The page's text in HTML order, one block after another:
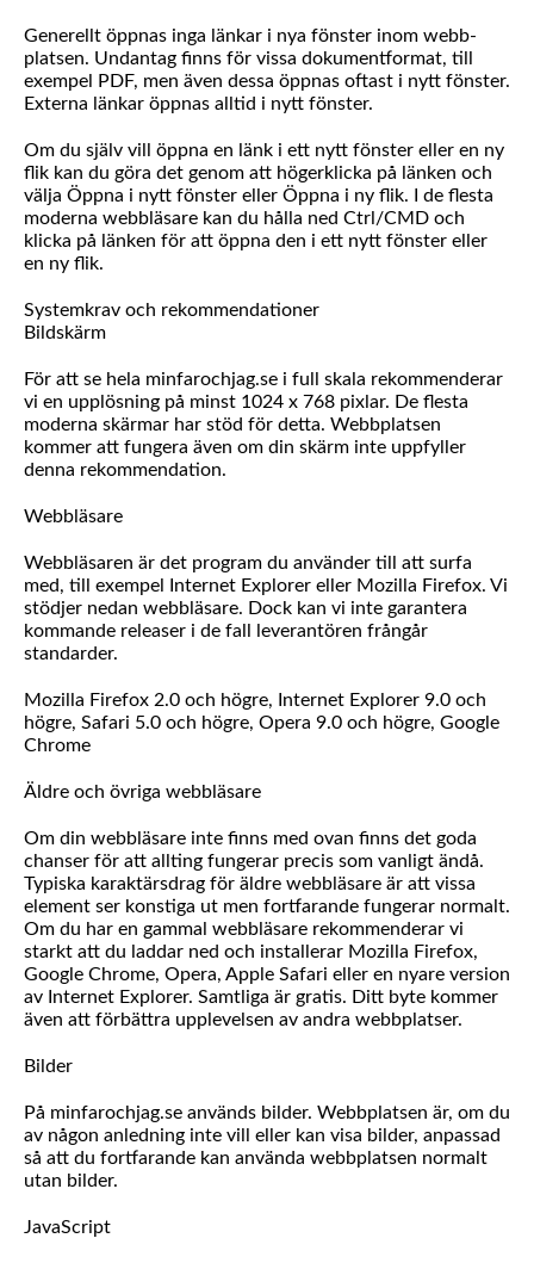
Generellt öppnas inga länkar i nya fönster inom webb-
platsen. Undantag finns för vissa dokumentformat, till
exempel PDF, men även dessa öppnas oftast i nytt fönster.
Externa länkar öppnas alltid i nytt fönster.
Om du själv vill öppna en länk i ett nytt fönster eller en ny
flik kan du göra det genom att högerklicka på länken och
välja Öppna i nytt fönster eller Öppna i ny flik. I de flesta
moderna webbläsare kan du hålla ned Ctrl/CMD och
klicka på länken för att öppna den i ett nytt fönster eller
en ny flik.
Systemkrav och rekommendationer
Bildskärm
För att se hela minfarochjag.se i full skala rekommenderar
vi en upplösning på minst 1024 x 768 pixlar. De flesta
moderna skärmar har stöd för detta. Webbplatsen
kommer att fungera även om din skärm inte uppfyller
denna rekommendation.
Webbläsare
Webbläsaren är det program du använder till att surfa
med, till exempel Internet Explorer eller Mozilla Firefox. Vi
stödjer nedan webbläsare. Dock kan vi inte garantera
kommande releaser i de fall leverantören frångår
standarder.
Mozilla Firefox 2.0 och högre, Internet Explorer 9.0 och
högre, Safari 5.0 och högre, Opera 9.0 och högre, Google
Chrome
Äldre och övriga webbläsare
Om din webbläsare inte finns med ovan finns det goda
chanser för att allting fungerar precis som vanligt ändå.
Typiska karaktärsdrag för äldre webbläsare är att vissa
element ser konstiga ut men fortfarande fungerar normalt.
Om du har en gammal webbläsare rekommenderar vi
starkt att du laddar ned och installerar Mozilla Firefox,
Google Chrome, Opera, Apple Safari eller en nyare version
av Internet Explorer. Samtliga är gratis. Ditt byte kommer
även att förbättra upplevelsen av andra webbplatser.
Bilder
På minfarochjag.se används bilder. Webbplatsen är, om du
av någon anledning inte vill eller kan visa bilder, anpassad
så att du fortfarande kan använda webbplatsen normalt
utan bilder.
JavaScript